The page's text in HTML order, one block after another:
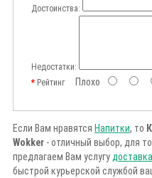
Достоинства:
Недостатки:
РейтингПлохо
Если Вам нравятся Напитки, то
Wokker - отличный выбор, для
предлагаем Вам услугу
быстрой курьерской службой